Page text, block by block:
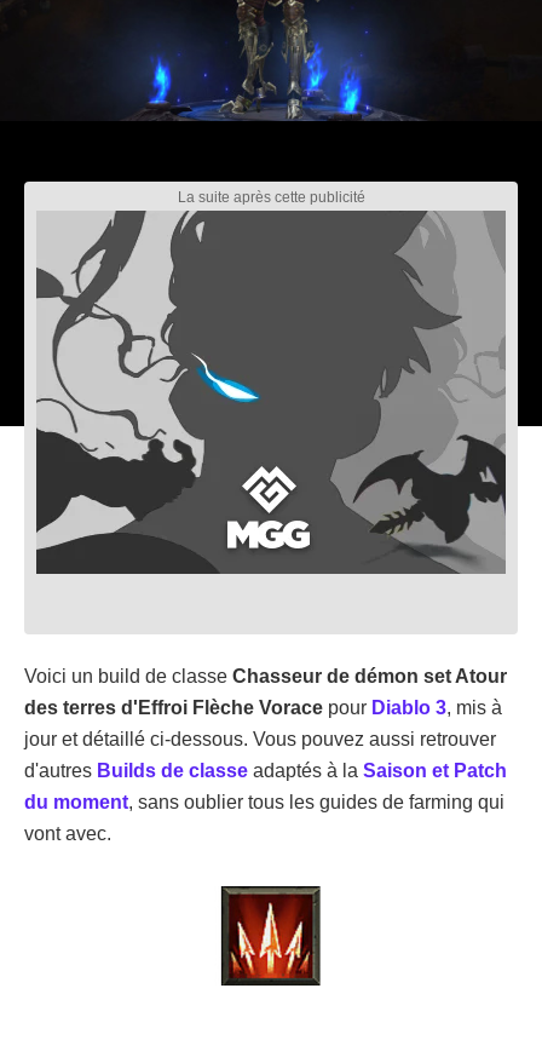
Voici un build de classe Chasseur de démon set Atour
des terres d'Effroi Flèche Vorace pour Diablo 3, mis à
jour et détaillé ci-dessous. Vous pouvez aussi retrouver
d'autres Builds de classe adaptés à la Saison et Patch
du moment, sans oublier tous les guides de farming qui
vont avec.